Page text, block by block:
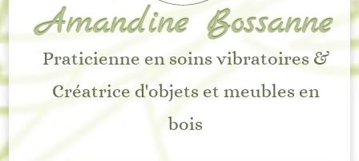
Amandine Bossanne
Praticienne en soins vibratoires &
Créatrice d'objets et meubles en
bois